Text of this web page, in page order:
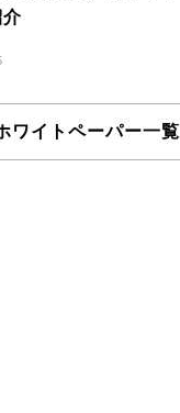
介
ワイトペーパー一覧